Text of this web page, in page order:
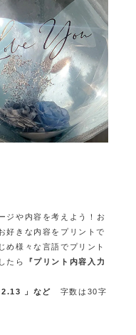
ジや内容を考えよう！
お
好きな内容をプリントで
め様々な言語でプリント
たら
『プリント内容入力
」など 字数は30字